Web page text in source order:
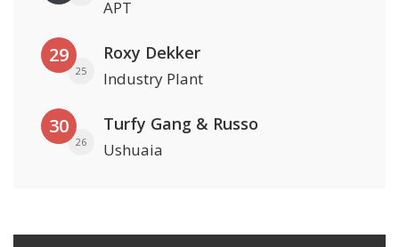
APT
29
25
Roxy Dekker
Industry Plant
30
26
Turfy Gang & Russo
Ushuaia